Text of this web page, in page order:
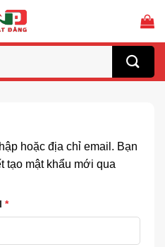
hoặc địa chỉ email. Bạn
tạo mật khẩu mới qua
**